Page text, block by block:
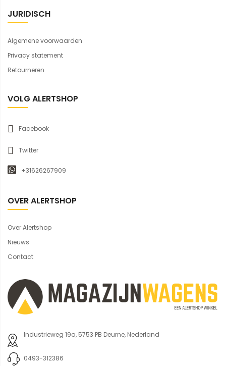
JURIDISCH
Algemene voorwaarden
Privacy statement
Retourneren
VOLG ALERTSHOP
Facebook
Twitter
+31626267909
OVER ALERTSHOP
Over Alertshop
Nieuws
Contact
Industrieweg 19a, 5753 PB Deurne, Nederland
0493-312386